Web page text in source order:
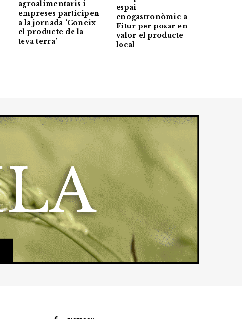
agroalimentaris i
empreses participen
a la jornada ‘Coneix
el producte de la
teva terra’
espai
enogastronòmic a
Fitur per posar en
valor el producte
local